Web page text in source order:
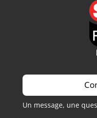
Un message, une